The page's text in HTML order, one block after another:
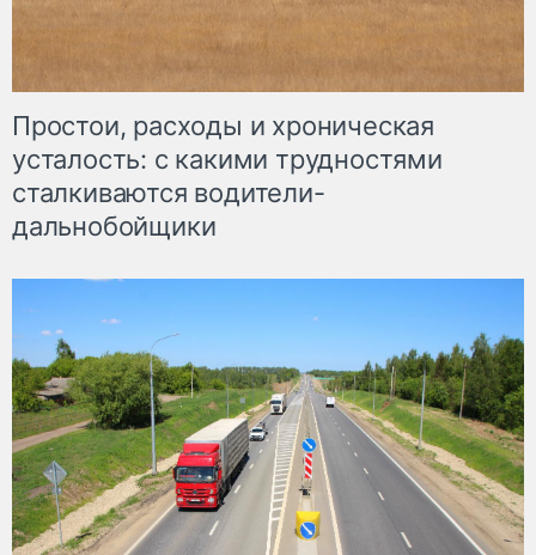
Простои, расходы и хроническая
усталость: с какими трудностями
сталкиваются водители-
дальнобойщики